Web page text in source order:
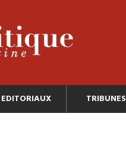
EDITORIAUX TRIBUNES